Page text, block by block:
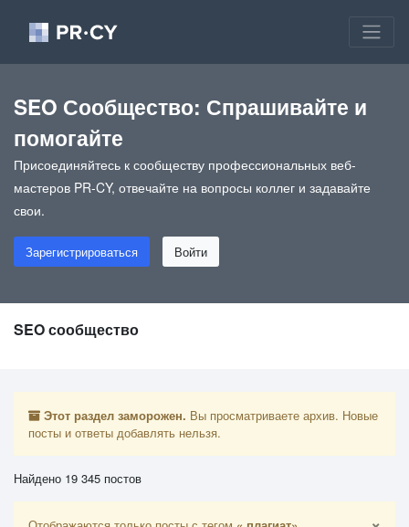
SEO Сообщество: Спрашивайте и
помогайте
Присоединяйтесь к сообществу профессиональных веб-
мастеров PR-CY, отвечайте на вопросы коллег и задавайте
свои.
Зарегистрироваться Войти
SEO сообщество
Этот раздел заморожен. Вы просматриваете архив. Новые
посты и ответы добавлять нельзя.
Найдено 19 345 постов